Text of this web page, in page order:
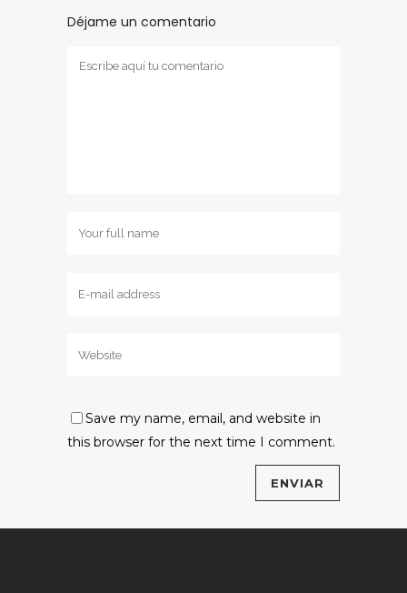
Déjame un comentario
Save my name, email, and website in
this browser for the next time I comment.